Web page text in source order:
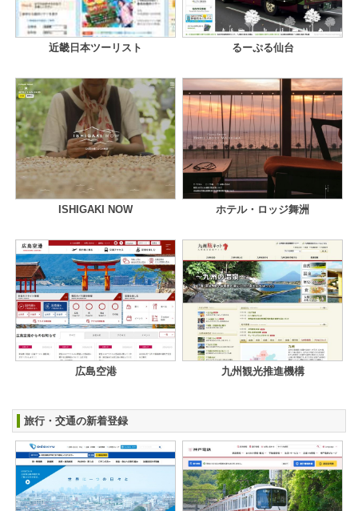
近畿日本ツーリスト るーぷる仙台
ISHIGAKI NOW ホテル・ロッジ舞洲
広島空港 九州観光推進機構
旅行・交通の新着登録